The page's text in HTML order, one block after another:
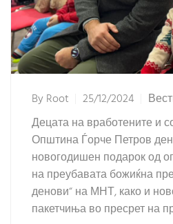
ByRoot 25/12/2024
Децата на вработените и
Општина Ѓорче Петров
новогодишен подарок од
на преубавата божиќна
денови“ на МНТ, како и
пакетчиња во пресрет на